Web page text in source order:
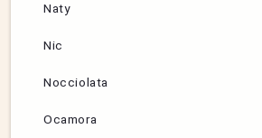
Naty
Nic
Nocciolata
Ocamora